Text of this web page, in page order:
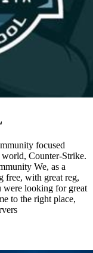
focused
world, Counter-Strike.
We, as a
free, with great reg,
were looking for great
to the right place,